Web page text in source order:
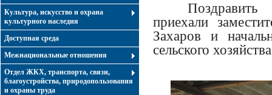
Культура, искусство и охрана
культурного наследия
Доступная среда
Межнациональные отношения
Отдел ЖКХ, транспорта, связи,
благоустройства, природопользования
и охраны труда
Поздравить
приехали
Захаров и
сельского